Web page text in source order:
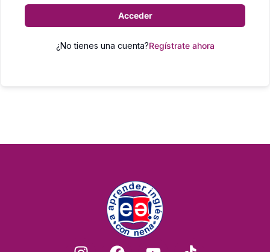
Acceder
¿No tienes una cuenta?Regístrate ahora